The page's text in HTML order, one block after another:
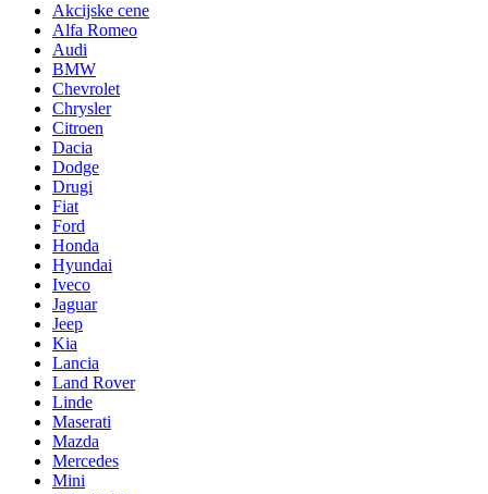
Akcijske cene
Alfa Romeo
Audi
BMW
Chevrolet
Chrysler
Citroen
Dacia
Dodge
Drugi
Fiat
Ford
Honda
Hyundai
Iveco
Jaguar
Jeep
Kia
Lancia
Land Rover
Linde
Maserati
Mazda
Mercedes
Mini